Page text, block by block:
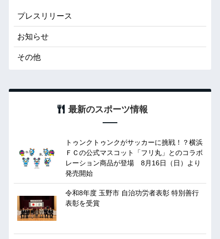
プレスリリース
お知らせ
その他
最新のスポーツ情報
トゥンクトゥンクがサッカーに挑戦！？横浜
ＦＣの公式マスコット「フリ丸」とのコラボ
レーション商品が登場 8月16日（日）より
発売開始
令和8年度 玉野市 自治功労者表彰 特別善行
表彰を受賞